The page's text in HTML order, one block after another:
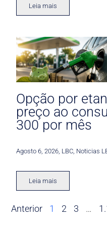
Leia mais
Opção por
preço ao
300 por mês
Agosto 6, 2026 LBC Noticias
Leia mais
Anterior 1 2 3 …